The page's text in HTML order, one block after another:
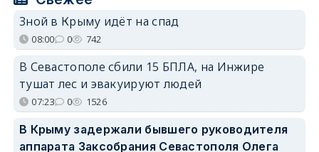
Зной в Крыму идёт на спад
08:00 0 742
В Севастополе сбили 15 БПЛА, на Инжире
тушат лес и эвакуируют людей
07:23 0 1526
В Крыму задержали бывшего руководителя
аппарата Заксобрания Севастополя Олега